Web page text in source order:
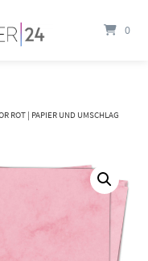
0
ROT | PAPIER UND UMSCHLAG